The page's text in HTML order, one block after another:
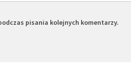
pisania kolejnych komentarzy.